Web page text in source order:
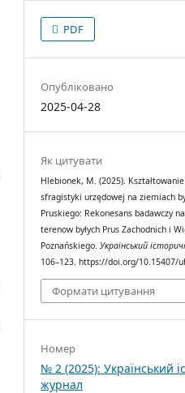
PDF
Опубліковано
2025-04-28
Як цитувати
Hlebionek, M. (2025).
sfragistyki urzędowej na ziemiach
Pruskiego: Rekonesans badawczy
terenow byłych Prus Zachodnich i
Poznańskiego.Український
106–123. https://doi.org/10.15407/
Формати цитування
Номер
№ 2 (2025): Український
журнал